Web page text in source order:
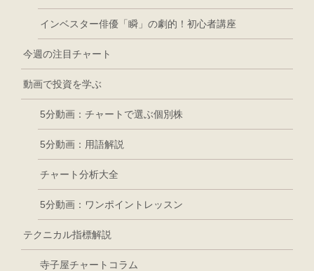
インベスター俳優「瞬」の劇的！初心者講座
今週の注目チャート
動画で投資を学ぶ
5分動画：チャートで選ぶ個別株
5分動画：用語解説
チャート分析大全
5分動画：ワンポイントレッスン
テクニカル指標解説
寺子屋チャートコラム